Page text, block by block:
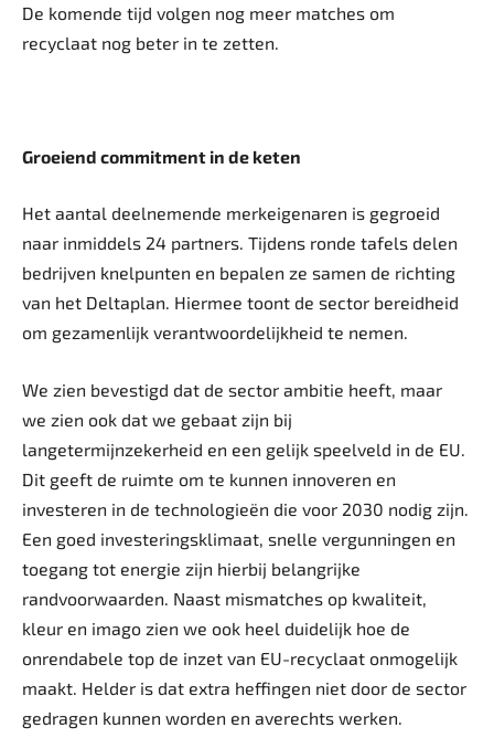
De komende tijd volgen nog meer matches om
recyclaat nog beter in te zetten.
Groeiend commitment in de keten
Het aantal deelnemende merkeigenaren is gegroeid
naar inmiddels 24 partners. Tijdens ronde tafels delen
bedrijven knelpunten en bepalen ze samen de richting
van het Deltaplan. Hiermee toont de sector bereidheid
om gezamenlijk verantwoordelijkheid te nemen.
We zien bevestigd dat de sector ambitie heeft, maar
we zien ook dat we gebaat zijn bij
langetermijnzekerheid en een gelijk speelveld in de EU.
Dit geeft de ruimte om te kunnen innoveren en
investeren in de technologieën die voor 2030 nodig zijn.
Een goed investeringsklimaat, snelle vergunningen en
toegang tot energie zijn hierbij belangrijke
randvoorwaarden. Naast mismatches op kwaliteit,
kleur en imago zien we ook heel duidelijk hoe de
onrendabele top de inzet van EU-recyclaat onmogelijk
maakt. Helder is dat extra heffingen niet door de sector
gedragen kunnen worden en averechts werken.